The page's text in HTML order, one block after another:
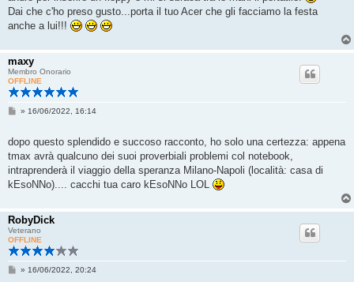
Dai che c'ho preso gusto...porta il tuo Acer che gli facciamo la festa
anche a lui!!!
maxy
Membro Onorario
OFFLINE
M
s
a
g
g
i
o
» 16/06/2022, 16:14
dopo questo splendido e succoso racconto, ho solo una certezza: appena
tmax avrà qualcuno dei suoi proverbiali problemi col notebook,
intraprenderà il viaggio della speranza Milano-Napoli (località: casa di
kEsoNNo).... cacchi tua caro kEsoNNo LOL
RobyDick
Veterano
OFFLINE
M» 16/06/2022, 20:24